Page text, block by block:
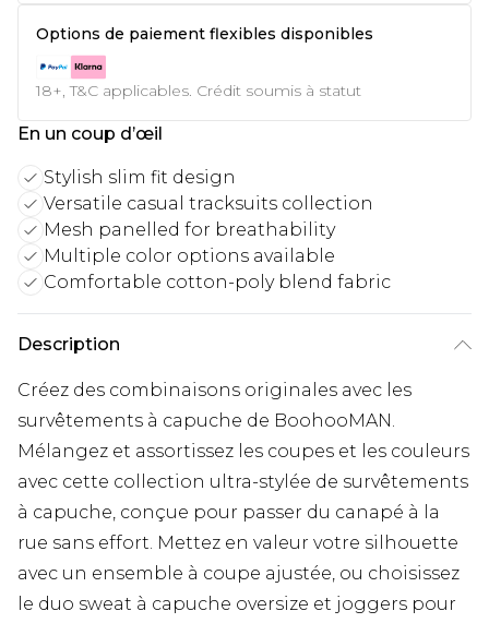
Options de paiement flexibles disponibles
18+, T&C applicables. Crédit soumis à statut
En un coup d’œil
Stylish slim fit design
Versatile casual tracksuits collection
Mesh panelled for breathability
Multiple color options available
Comfortable cotton-poly blend fabric
Description
Créez des combinaisons originales avec les
survêtements à capuche de BoohooMAN.
Mélangez et assortissez les coupes et les couleurs
avec cette collection ultra-stylée de survêtements
à capuche, conçue pour passer du canapé à la
rue sans effort. Mettez en valeur votre silhouette
avec un ensemble à coupe ajustée, ou choisissez
le duo sweat à capuche oversize et joggers pour